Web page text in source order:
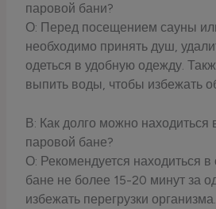
паровой бани?
О: Перед посещением сауны
необходимо принять душ,
одеться в удобную одежду.
выпить воды, чтобы избежать
В: Как долго можно находиться
паровой бане?
О: Рекомендуется находиться
бане не более 15-20 минут за
избежать перегрузки